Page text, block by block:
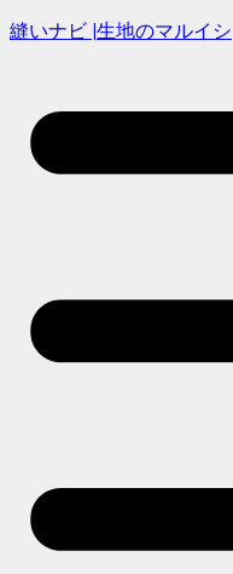
縫いナビ |生地のマルイシ